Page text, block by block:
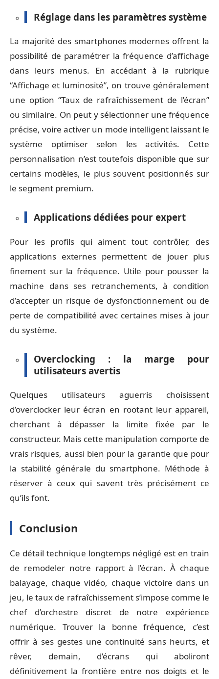
Réglage dans les paramètres système
La majorité des smartphones modernes offrent la
possibilité de paramétrer la fréquence d’affichage
dans leurs menus. En accédant à la rubrique
“Affichage et luminosité”, on trouve généralement
une option “Taux de rafraîchissement de l’écran”
ou similaire. On peut y sélectionner une fréquence
précise, voire activer un mode intelligent laissant le
système optimiser selon les activités. Cette
personnalisation n’est toutefois disponible que sur
certains modèles, le plus souvent positionnés sur
le segment premium.
Applications dédiées pour expert
Pour les profils qui aiment tout contrôler, des
applications externes permettent de jouer plus
finement sur la fréquence. Utile pour pousser la
machine dans ses retranchements, à condition
d’accepter un risque de dysfonctionnement ou de
perte de compatibilité avec certaines mises à jour
du système.
Overclocking : la marge pour
utilisateurs avertis
Quelques utilisateurs aguerris choisissent
d’overclocker leur écran en rootant leur appareil,
cherchant à dépasser la limite fixée par le
constructeur. Mais cette manipulation comporte de
vrais risques, aussi bien pour la garantie que pour
la stabilité générale du smartphone. Méthode à
réserver à ceux qui savent très précisément ce
qu’ils font.
Conclusion
Ce détail technique longtemps négligé est en train
de remodeler notre rapport à l’écran. À chaque
balayage, chaque vidéo, chaque victoire dans un
jeu, le taux de rafraîchissement s’impose comme le
chef d’orchestre discret de notre expérience
numérique. Trouver la bonne fréquence, c’est
offrir à ses gestes une continuité sans heurts, et
rêver, demain, d’écrans qui aboliront
définitivement la frontière entre nos doigts et le